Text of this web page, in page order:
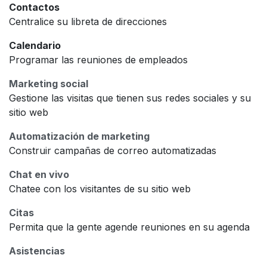
Contactos
Centralice su libreta de direcciones
Calendario
Programar las reuniones de empleados
Marketing social
Gestione las visitas que tienen sus redes sociales y su
sitio web
Automatización de marketing
Construir campañas de correo automatizadas
Chat en vivo
Chatee con los visitantes de su sitio web
Citas
Permita que la gente agende reuniones en su agenda
Asistencias